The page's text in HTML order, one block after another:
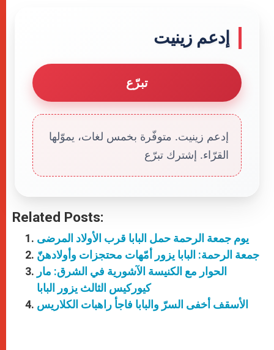
إدعم زينيت
تبرّع
إدعم زينيت. متوفّرة بخمس لغات، يموّلها
القرّاء. إشترك تبرّع
Related Posts:
يوم جمعة الرحمة حمل البابا قرب الأولاد المرضى
جمعة الرحمة: البابا يزور أمّهات محتجزات وأولادهنّ
الحوار مع الكنيسة الآشورية في الشرق: مار
كيوركيس الثالث يزور البابا
الأسقف أخفى السرّ والبابا فاجأ راهبات الكلاريس